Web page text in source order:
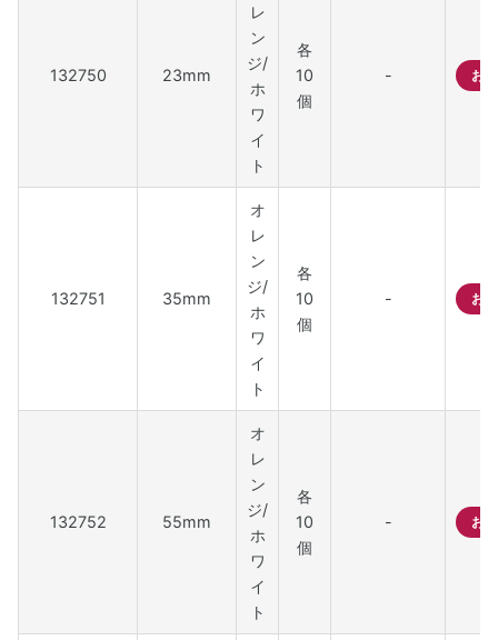
132750 23mm
レ
ン
ジ/
ホ
ワ
イ
ト
各
10
個
- お
132751 35mm
オ
レ
ン
ジ/
ホ
ワ
イ
ト
各
10
個
- お
132752 55mm
オ
レ
ン
ジ/
ホ
ワ
イ
ト
各
10
個
- お